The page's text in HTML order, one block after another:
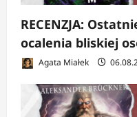
RECENZJA:
ocalenia bliskiej
Agata Miałek